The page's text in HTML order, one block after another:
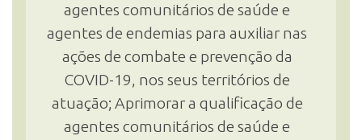
agentes comunitários de saúde e
agentes de endemias para auxiliar nas
ações de combate e prevenção da
COVID-19, nos seus territórios de
atuação; Aprimorar a qualificação de
agentes comunitários de saúde e